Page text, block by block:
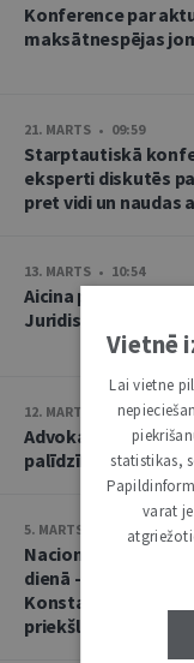
Konference par
maksātnespējas
21. MARTS • 09:59
Starptautiskā
eksperti diskutēs
pret vidi un naudas
13. MARTS • 10:54
Aicina pieteikties
Juridiskās
12. MARTS • 15:49
Advokatūras
palīdzību.
5. MARTS • 10:40
Nacionālās
dienā - jau trešais
Konstantīna
priekšlasījums
Vietnē
Lai vietne
statistikas,
varat